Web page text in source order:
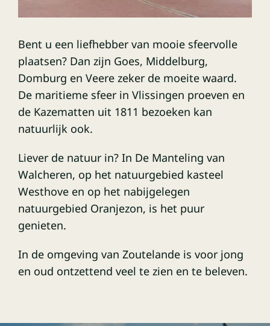
Bent u een liefhebber van mooie sfeervolle
plaatsen? Dan zijn Goes, Middelburg,
Domburg en Veere zeker de moeite waard.
De maritieme sfeer in Vlissingen proeven en
de Kazematten uit 1811 bezoeken kan
natuurlijk ook.
Liever de natuur in? In De Manteling van
Walcheren, op het natuurgebied kasteel
Westhove en op het nabijgelegen
natuurgebied Oranjezon, is het puur
genieten.
In de omgeving van Zoutelande is voor jong
en oud ontzettend veel te zien en te beleven.